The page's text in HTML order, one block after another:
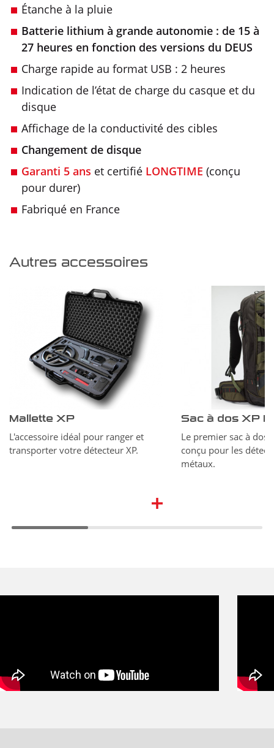
Étanche à la pluie
Batterie lithium à grande autonomie : de 15 à
27 heures en fonction des versions du DEUS
Charge rapide au format USB : 2 heures
Indication de l’état de charge du casque et du
disque
Affichage de la conductivité des cibles
Changement de disque
Garanti 5 ans et certifié LONGTIME (conçu
pour durer)
Fabriqué en France
Autres accessoires
Mallette XP
L'accessoire idéal pour ranger et
transporter votre détecteur XP.
Le premier sac à dos
conçu pour les
métaux.